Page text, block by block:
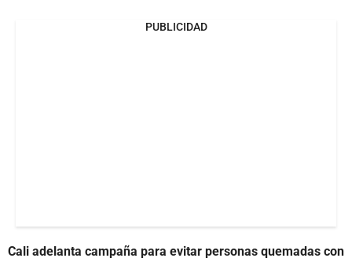
PUBLICIDAD
Cali adelanta campaña para evitar personas quemadas con